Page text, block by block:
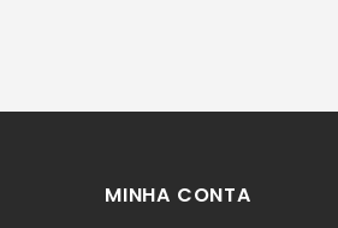
MINHA CONTA